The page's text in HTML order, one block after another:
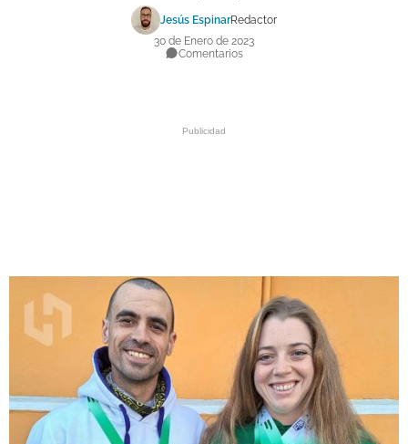
VENTANA CIUDADANA
GALERÍAS
Jesús EspinarRedactor
30 de Enero de 2023
Comentarios